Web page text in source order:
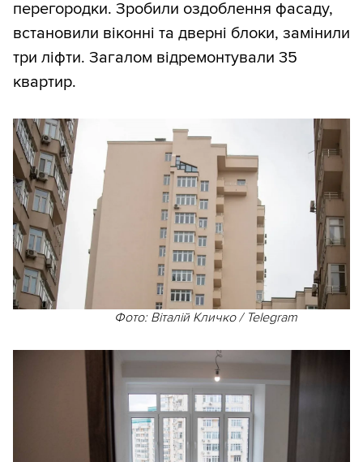
перегородки. Зробили оздоблення фасаду,
встановили віконні та дверні блоки, замінили
три ліфти. Загалом відремонтували 35
квартир.
Фото: Віталій Кличко / Telegram